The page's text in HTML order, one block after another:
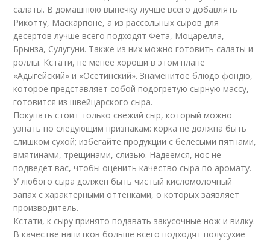
салаты. В домашнюю выпечку лучше всего добавлять
Рикотту, Маскарпоне, а из рассольных сыров для
десертов лучше всего подходят Фета, Моцарелла,
Брынза, Сулугуни. Также из них можно готовить салаты и
роллы. Кстати, не менее хороши в этом плане
«Адыгейский» и «Осетинский». Знаменитое блюдо фондю,
которое представляет собой подогретую сырную массу,
готовится из швейцарского сыра.
Покупать стоит только свежий сыр, который можно
узнать по следующим признакам: корка не должна быть
слишком сухой; избегайте продукции с белесыми пятнами,
вмятинами, трещинами, слизью. Надеемся, нос не
подведет вас, чтобы оценить качество сыра по аромату.
У любого сыра должен быть чистый кисломолочный
запах с характерными оттенками, о которых заявляет
производитель.
Кстати, к сыру принято подавать закусочные нож и вилку.
В качестве напитков больше всего подходят полусухие